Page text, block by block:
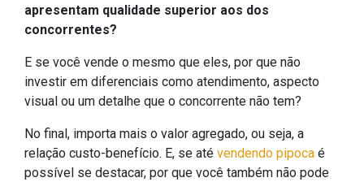
apresentam qualidade superior aos dos
concorrentes?
E se você vende o mesmo que eles, por que não
investir em diferenciais como atendimento, aspecto
visual ou um detalhe que o concorrente não tem?
No final, importa mais o valor agregado, ou seja, a
relação custo-benefício. E, se até vendendo pipoca é
possível se destacar, por que você também não pode